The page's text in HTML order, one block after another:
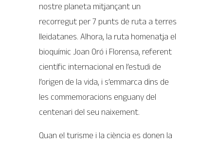
nostre planeta mitjançant un
recorregut per 7 punts de ruta a terres
lleidatanes. Alhora, la ruta homenatja el
bioquímic Joan Oró i Florensa, referent
científic internacional en l’estudi de
l’origen de la vida, i s’emmarca dins de
les commemoracions enguany del
centenari del seu naixement.
Quan el turisme i la ciència es donen la